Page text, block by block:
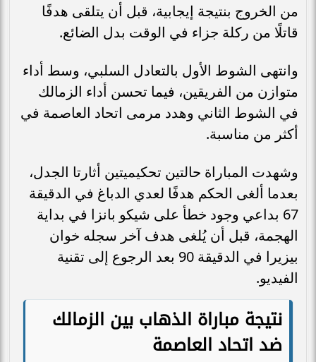
من الخروج بنتيجة إيجابية، قبل أن يتلقى هدفًا
قاتلًا من ركلة جزاء في الوقت بدل الضائع.
وانتهى الشوط الأول بالتعادل السلبي، وسط أداء
متوازن من الفريقين، فيما تحسن أداء الزمالك
في الشوط الثاني وهدد مرمى اتحاد العاصمة في
أكثر من مناسبة.
وشهدت المباراة حالتين تحكيميتين أثارتا الجدل،
بعدما ألغى الحكم هدفًا لعدي الدباغ في الدقيقة
67 بداعي وجود خطأ على شيكو بانزا في بداية
الهجمة، قبل أن يُلغى هدف آخر سجله خوان
بيزيرا في الدقيقة 90 بعد الرجوع إلى تقنية
الفيديو.
نتيجة مباراة الذهاب بين الزمالك
ضد اتحاد العاصمة